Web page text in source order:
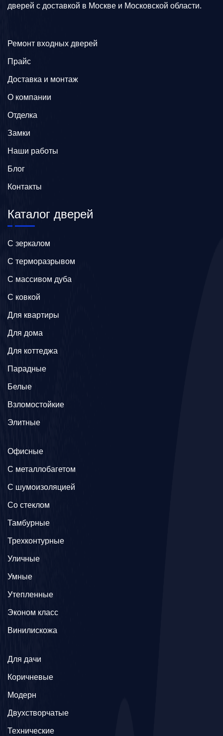
дверей с доставкой в Москве и Московской области.
Ремонт входных дверей
Прайс
Доставка и монтаж
О компании
Отделка
Замки
Наши работы
Блог
Контакты
Каталог дверей
C зеркалом
C терморазрывом
C массивом дуба
C ковкой
Для квартиры
Для дома
Для коттеджа
Парадные
Белые
Взломостойкие
Элитные
Офисные
C металлобагетом
С шумоизоляцией
Со стеклом
Тамбурные
Трехконтурные
Уличные
Умные
Утепленные
Эконом класс
Винилискожа
Для дачи
Коричневые
Модерн
Двухстворчатые
Технические